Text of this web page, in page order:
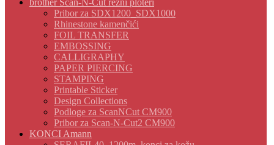
brother Scan-N-Cut rezni ploteri
Pribor za SDX1200_SDX1000
Rhinestone kamenčići
FOIL TRANSFER
EMBOSSING
CALLIGRAPHY
PAPER PIERCING
STAMPING
Printable Sticker
Design Collections
Podloge za ScanNCut CM900
Pribor za Scan-N-Cut2 CM900
KONCI Amann